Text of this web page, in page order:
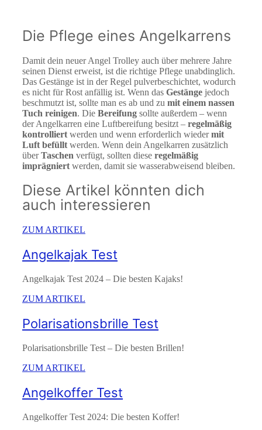
Die Pflege eines Angelkarrens
Damit dein neuer Angel Trolley auch über mehrere Jahre
seinen Dienst erweist, ist die richtige Pflege unabdinglich.
Das Gestänge ist in der Regel pulverbeschichtet, wodurch
es nicht für Rost anfällig ist. Wenn das Gestänge jedoch
beschmutzt ist, sollte man es ab und zu mit einem nassen
Tuch reinigen. Die Bereifung sollte außerdem – wenn
der Angelkarren eine Luftbereifung besitzt – regelmäßig
kontrolliert werden und wenn erforderlich wiedermit
Luft befüllt werden. Wenn dein Angelkarren zusätzlich
überTaschen verfügt, sollten diese regelmäßig
imprägniert werden, damit sie wasserabweisend bleiben.
Diese Artikel könnten dich
auch interessieren
ZUM ARTIKEL
Angelkajak Test
Angelkajak Test 2024 – Die besten Kajaks!
ZUM ARTIKEL
Polarisationsbrille Test
Polarisationsbrille Test – Die besten Brillen!
ZUM ARTIKEL
Angelkoffer Test
Angelkoffer Test 2024: Die besten Koffer!